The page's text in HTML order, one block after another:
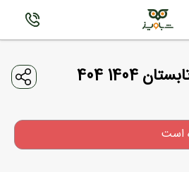
1404 404
است